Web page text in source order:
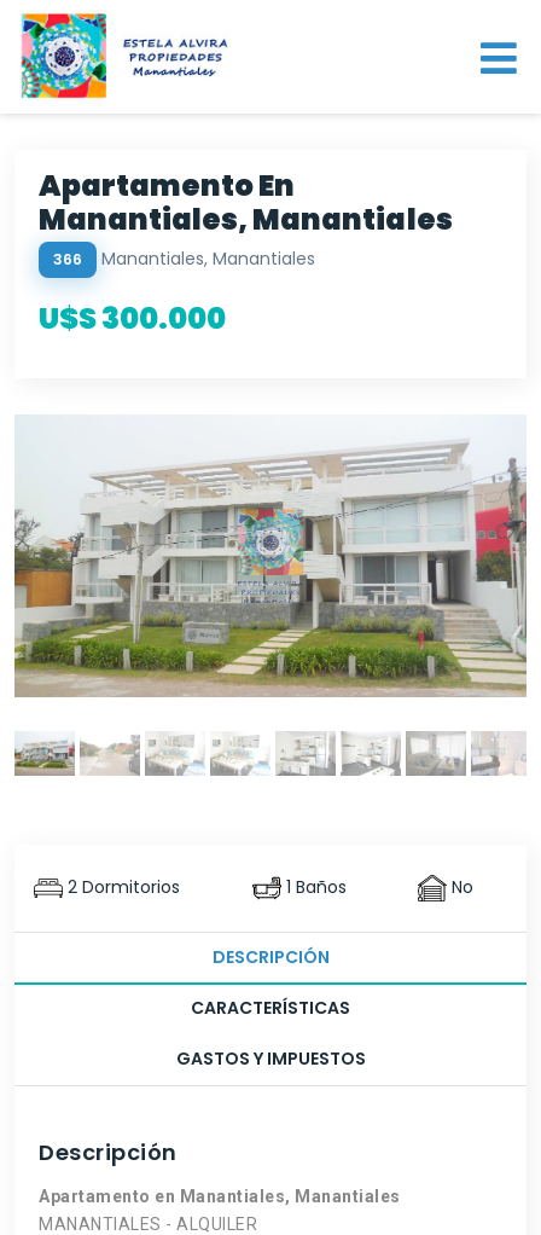
Apartamento En
Manantiales, Manantiales
366 Manantiales, Manantiales
U$S 300.000
2 Dormitorios 1 Baños No
DESCRIPCIÓN
CARACTERÍSTICAS
GASTOS Y IMPUESTOS
Descripción
Apartamento en Manantiales, Manantiales
MANANTIALES - ALQUILER